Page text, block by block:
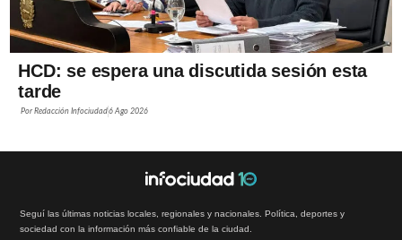
HCD: se espera una discutida sesión esta
tarde
PorRedacción Infociudad6 Ago 2026
Seguí las últimas noticias locales, regionales y nacionales. Política, deportes y
sociedad con la información más confiable de la ciudad.